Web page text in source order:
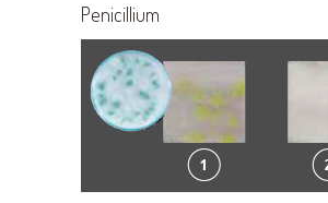
Penicillium